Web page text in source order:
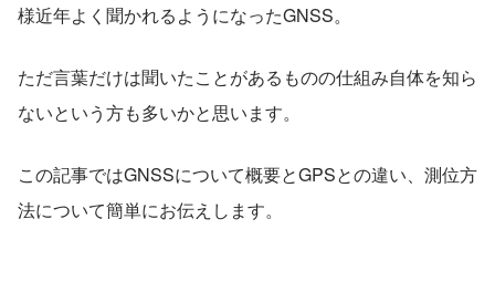
様近年よく聞かれるようになったGNSS。
ただ言葉だけは聞いたことがあるものの仕組み自体を知ら
ないという方も多いかと思います。
この記事ではGNSSについて概要とGPSとの違い、測位方
法について簡単にお伝えします。